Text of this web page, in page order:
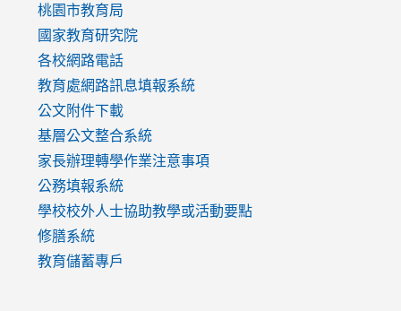
v=mfpNykQ0g4M
桃園市教育局
國家教育研究院
各校網路電話
教育處網路訊息填報系統
公文附件下載
基層公文整合系統
家長辦理轉學作業注意事項
公務填報系統
學校校外人士協助教學或活動要點
修膳系統
教育儲蓄專戶